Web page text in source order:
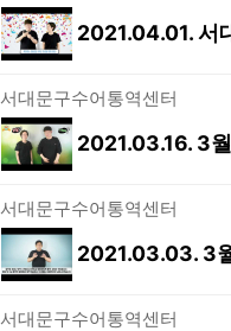
2021.04.01. 서
서대문구수어통역센터
2021.03.16. 3
서대문구수어통역센터
2021.03.03. 3
서대문구수어통역센터